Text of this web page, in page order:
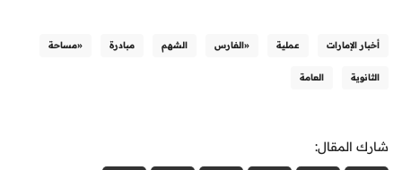
أخبار الإمارات عملية «الفارس الشهم مبادرة «مساحة
الثانوية العامة
شارك المقال: